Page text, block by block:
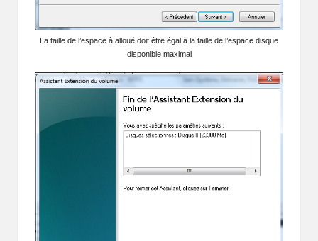
La taille de l’espace à alloué doit être égal à la taille de l’espace disque
disponible maximal